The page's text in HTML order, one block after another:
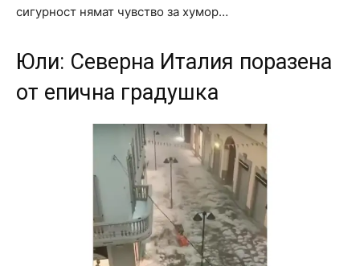
сигурност нямат чувство за хумор…
Юли: Северна Италия поразена
от епична градушка